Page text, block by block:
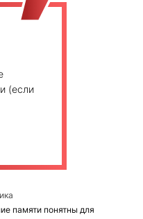
(если
памяти понятны для